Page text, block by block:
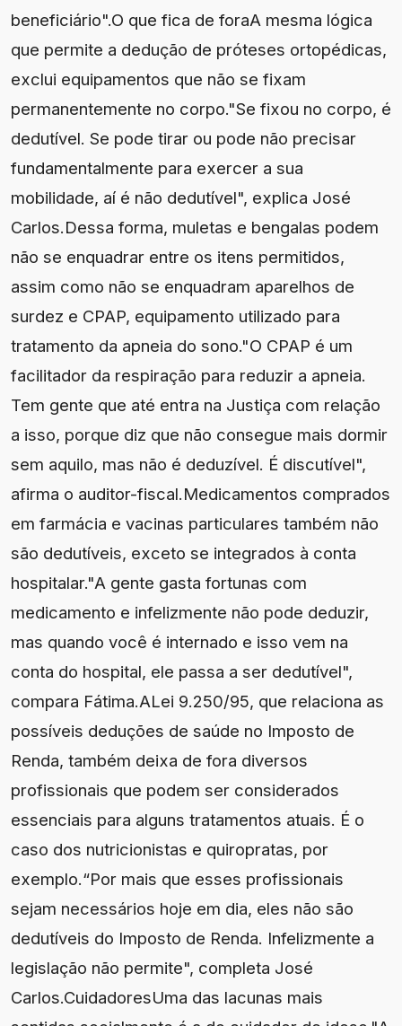
beneficiário".O que fica de foraA mesma lógica
que permite a dedução de próteses ortopédicas,
exclui equipamentos que não se fixam
permanentemente no corpo."Se fixou no corpo, é
dedutível. Se pode tirar ou pode não precisar
fundamentalmente para exercer a sua
mobilidade, aí é não dedutível", explica José
Carlos.Dessa forma, muletas e bengalas podem
não se enquadrar entre os itens permitidos,
assim como não se enquadram aparelhos de
surdez e CPAP, equipamento utilizado para
tratamento da apneia do sono."O CPAP é um
facilitador da respiração para reduzir a apneia.
Tem gente que até entra na Justiça com relação
a isso, porque diz que não consegue mais dormir
sem aquilo, mas não é deduzível. É discutível",
afirma o auditor-fiscal.Medicamentos comprados
em farmácia e vacinas particulares também não
são dedutíveis, exceto se integrados à conta
hospitalar."A gente gasta fortunas com
medicamento e infelizmente não pode deduzir,
mas quando você é internado e isso vem na
conta do hospital, ele passa a ser dedutível",
compara Fátima.ALei 9.250/95, que relaciona as
possíveis deduções de saúde no Imposto de
Renda, também deixa de fora diversos
profissionais que podem ser considerados
essenciais para alguns tratamentos atuais. É o
caso dos nutricionistas e quiropratas, por
exemplo.“Por mais que esses profissionais
sejam necessários hoje em dia, eles não são
dedutíveis do Imposto de Renda. Infelizmente a
legislação não permite", completa José
Carlos.CuidadoresUma das lacunas mais